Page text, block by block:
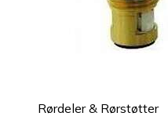
Rørdeler & Rørstøtter